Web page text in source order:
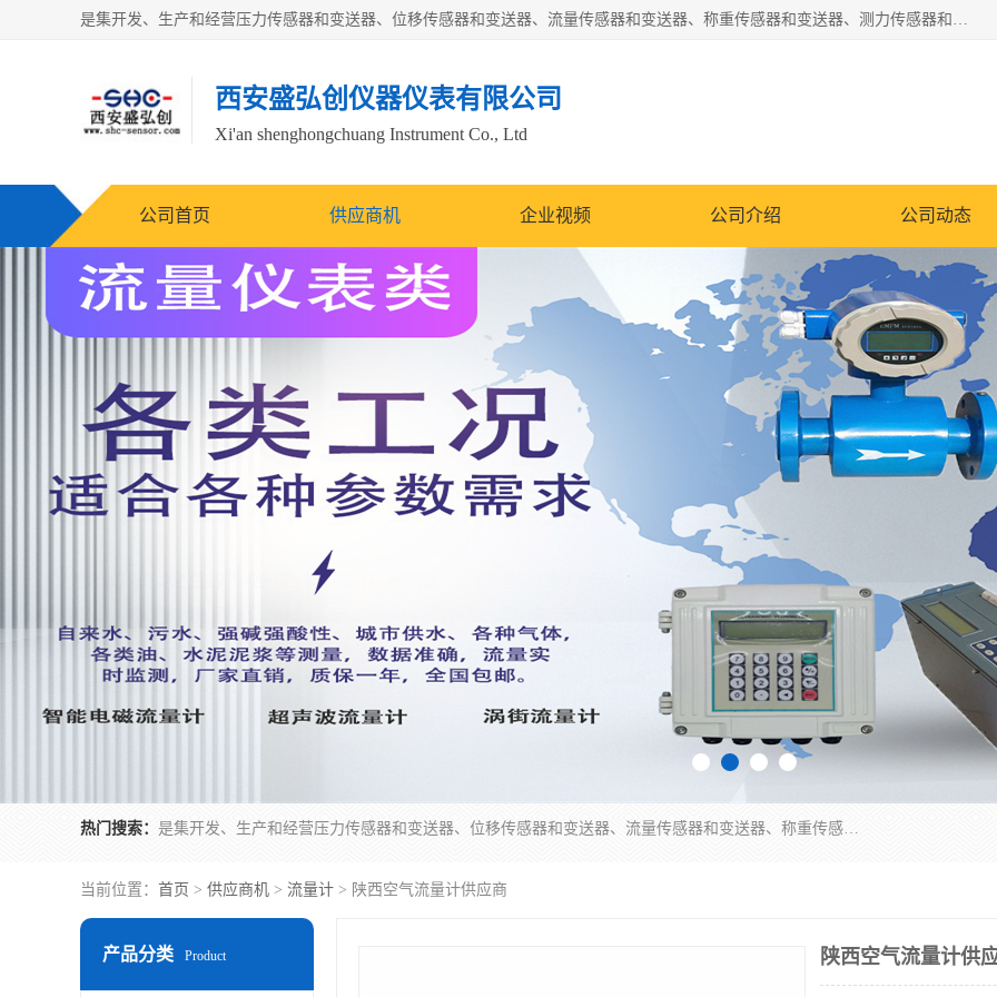
是集开发、生产和经营压力传感器和变送器、位移传感器和变送器、流量传感器和变送器、称重传感器和变送器、测力传感器和变送器、温湿度传感器和变送器、扭矩传感器、智能数显控制仪表等产品的化高新技术企业。
西安盛弘创仪器仪表有限公司
Xi'an shenghongchuang Instrument Co., Ltd
公司首页 供应商机 企业视频 公司介绍 公司动态
热门搜索： 是集开发、生产和经营压力传感器和变送器、位移传感器和变送器、流量传感器和变送器、称重传感器和变送器、测力传感器和变送器、温湿度传感器和变送器、扭矩传感器、智能数显控制仪表等产品的化高新技术企业。
当前位置： 首页 > 供应商机 > 流量计 > 陕西空气流量计供应商
产品分类 Product 陕西空气流量计供